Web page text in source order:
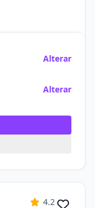
Alterar
Alterar
4.2